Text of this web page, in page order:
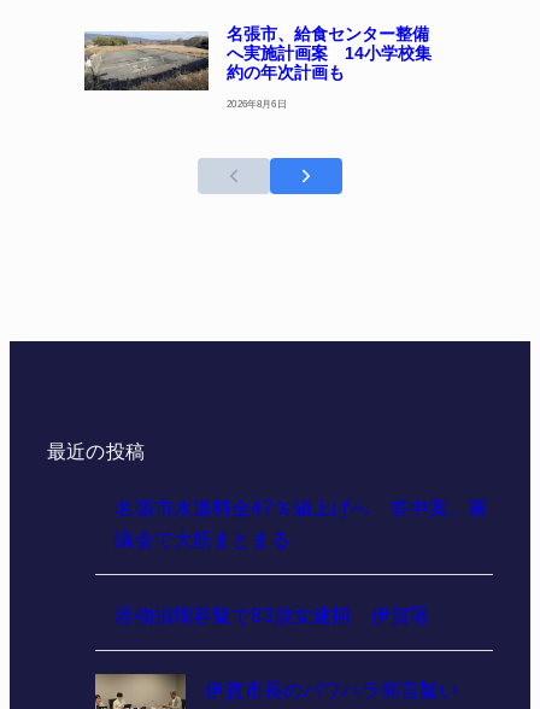
名張市、給食センター整備
へ実施計画案 14小学校集
約の年次計画も
2026年8月6日
最近の投稿
名張市水道料金47％値上げへ 答申案、審
議会で大筋まとまる
器物損壊容疑で83歳女逮捕 伊賀署
伊賀市長のパワハラ発言疑い